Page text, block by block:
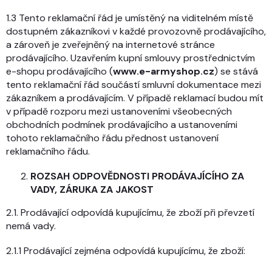
1.3 Tento reklamační řád je umístěný na viditelném místě
dostupném zákazníkovi v každé provozovně prodávajícího,
a zároveň je zveřejněný na internetové stránce
prodávajícího. Uzavřením kupní smlouvy prostřednictvím
e-shopu prodávajícího (www.e-armyshop.cz) se stává
tento reklamační řád součástí smluvní dokumentace mezi
zákazníkem a prodávajícím. V případě reklamací budou mít
v případě rozporu mezi ustanoveními všeobecných
obchodních podmínek prodávajícího a ustanoveními
tohoto reklamačního řádu přednost ustanovení
reklamačního řádu.
ROZSAH ODPOVĚDNOSTI PRODÁVAJÍCÍHO ZA
VADY, ZÁRUKA ZA JAKOST
2.1. Prodávající odpovídá kupujícímu, že zboží při převzetí
nemá vady.
2.1.1 Prodávající zejména odpovídá kupujícímu, že zboží: